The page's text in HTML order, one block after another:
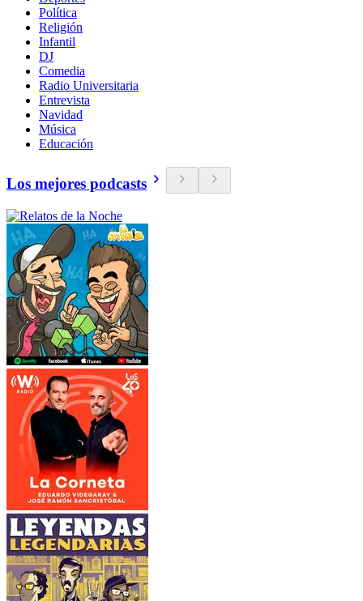
Política
Religión
Infantil
DJ
Comedia
Radio Universitaria
Entrevista
Navidad
Música
Educación
Los mejores podcasts